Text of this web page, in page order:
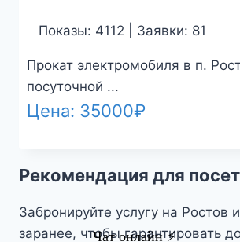
Показы: 4112 | Заявки: 81
Прокат электромобиля в п.
посуточной ...
Цена: 35000₽
Рекомендация для
Забронируйте услугу на Ростов
заранее, чтобы гарантировать